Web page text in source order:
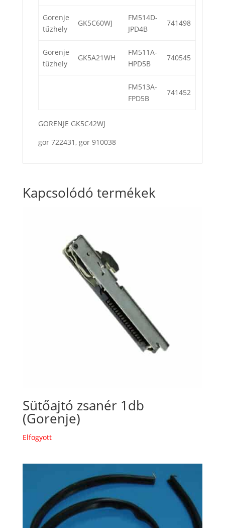
Gorenje
tűzhely
GK5C60WJ
FM514D-
JPD4B
741498
Gorenje
tűzhely
GK5A21WH
FM511A-
HPD5B
740545
FM513A-
FPD5B
741452
GORENJE GK5C42WJ
gor 722431, gor 910038
Kapcsolódó termékek
Sütőajtó zsanér 1db
(Gorenje)
Elfogyott